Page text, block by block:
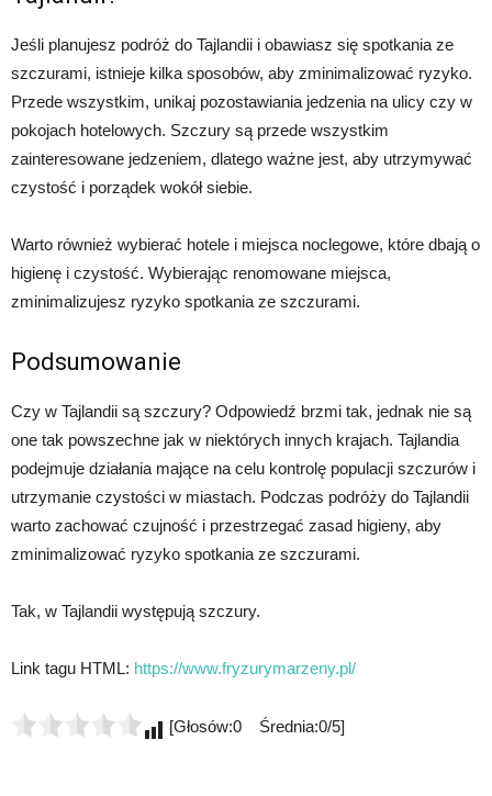
Jeśli planujesz podróż do Tajlandii i obawiasz się spotkania ze
szczurami, istnieje kilka sposobów, aby zminimalizować ryzyko.
Przede wszystkim, unikaj pozostawiania jedzenia na ulicy czy w
pokojach hotelowych. Szczury są przede wszystkim
zainteresowane jedzeniem, dlatego ważne jest, aby utrzymywać
czystość i porządek wokół siebie.
Warto również wybierać hotele i miejsca noclegowe, które dbają o
higienę i czystość. Wybierając renomowane miejsca,
zminimalizujesz ryzyko spotkania ze szczurami.
Podsumowanie
Czy w Tajlandii są szczury? Odpowiedź brzmi tak, jednak nie są
one tak powszechne jak w niektórych innych krajach. Tajlandia
podejmuje działania mające na celu kontrolę populacji szczurów i
utrzymanie czystości w miastach. Podczas podróży do Tajlandii
warto zachować czujność i przestrzegać zasad higieny, aby
zminimalizować ryzyko spotkania ze szczurami.
Tak, w Tajlandii występują szczury.
Link tagu HTML: https://www.fryzurymarzeny.pl/
[Głosów:0 Średnia:0/5]